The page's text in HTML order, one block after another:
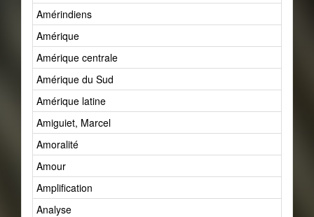
Amérindiens
Amérique
Amérique centrale
Amérique du Sud
Amérique latine
Amiguiet, Marcel
Amoralité
Amour
Amplification
Analyse